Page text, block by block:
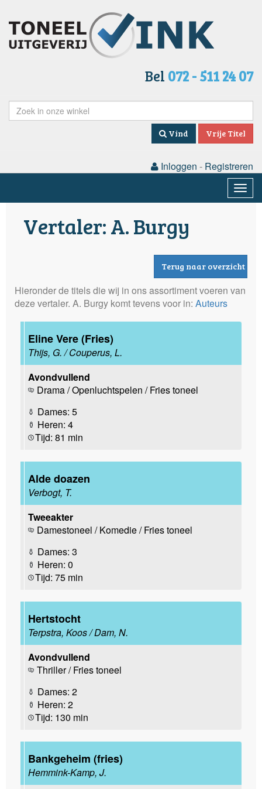
Bel 072 - 511 24 07
Vind Vrije Titel
Inloggen - Registreren
Vertaler: A. Burgy
Terug naar overzicht
Hieronder de titels die wij in ons assortiment voeren van
deze vertaler. A. Burgy komt tevens voor in: Auteurs
Eline Vere (Fries)
Thijs, G. / Couperus, L.
Avondvullend
Drama / Openluchtspelen / Fries toneel
Dames: 5
Heren: 4
Tijd: 81 min
Alde doazen
Verbogt, T.
Tweeakter
Damestoneel / Komedie / Fries toneel
Dames: 3
Heren: 0
Tijd: 75 min
Hertstocht
Terpstra, Koos / Dam, N.
Avondvullend
Thriller / Fries toneel
Dames: 2
Heren: 2
Tijd: 130 min
Bankgeheim (fries)
Hemmink-Kamp, J.